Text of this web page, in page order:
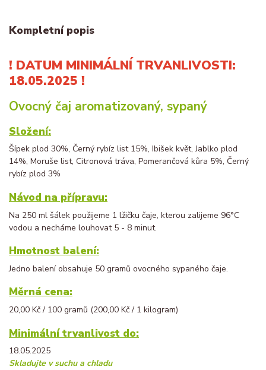
Kompletní popis
! DATUM MINIMÁLNÍ TRVANLIVOSTI:
18.05.2025 !
Ovocný čaj aromatizovaný, sypaný
Složení:
Šípek plod 30%, Černý rybíz list 15%, Ibišek květ, Jablko plod
14%, Moruše list, Citronová tráva, Pomerančová kůra 5%, Černý
rybíz plod 3%
Návod na přípravu:
Na 250 ml šálek použijeme 1 lžičku čaje, kterou zalijeme 96°C
vodou a necháme louhovat 5 - 8 minut.
Hmotnost balení:
Jedno balení obsahuje 50 gramů ovocného sypaného čaje.
Měrná cena:
20,00 Kč / 100 gramů (200,00 Kč / 1 kilogram)
Minimální trvanlivost do:
18.05.2025
Skladujte v suchu a chladu